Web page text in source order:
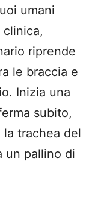
umani
riprende
le braccia e
Inizia una
subito,
la trachea del
un pallino di